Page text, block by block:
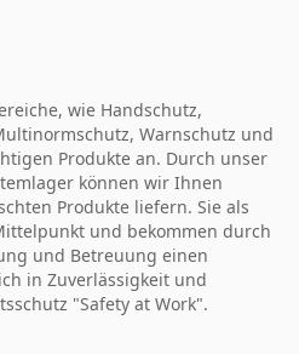
wie Handschutz,
Warnschutz und
Produkte an. Durch unser
können wir Ihnen
Produkte liefern. Sie als
und bekommen durch
und Betreuung einen
in Zuverlässigkeit und
"Safety at Work".